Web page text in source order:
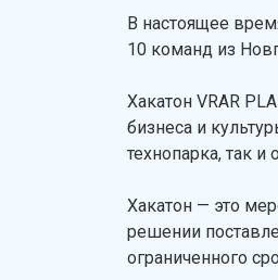
В настоящее
10 команд из
Хакатон VRAR
бизнеса и
технопарка, так и
Хакатон — это
решении
ограниченного